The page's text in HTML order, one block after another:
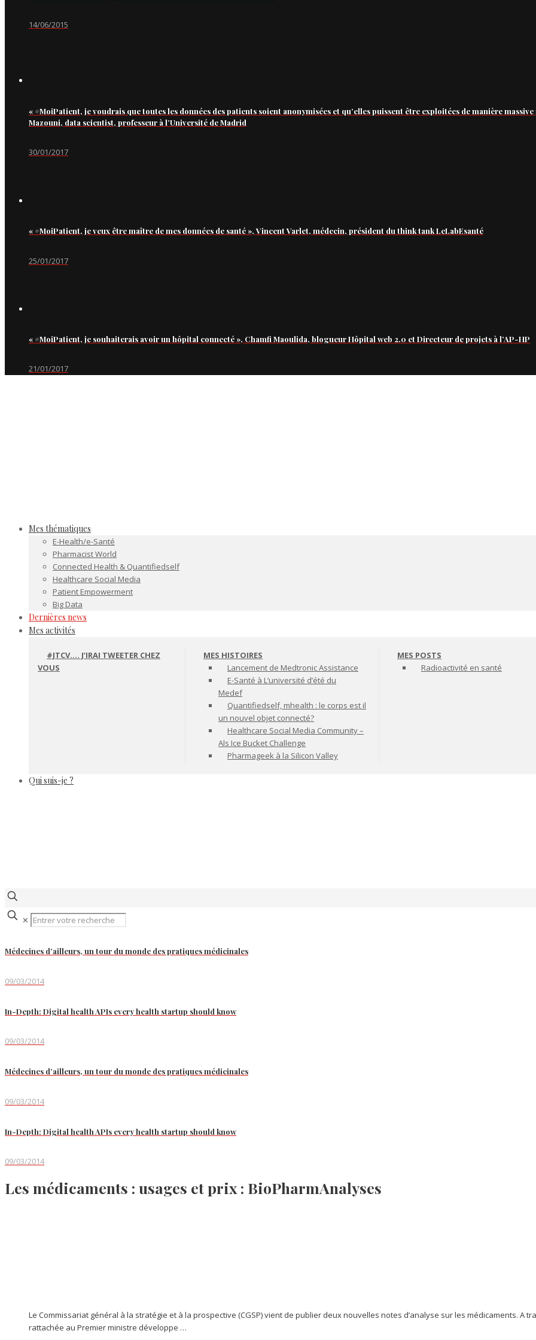
14/06/2015
« #MoiPatient, je voudrais que toutes les données des patients soient anonymisées et qu’elles puissent être exploitées de manière
Mazouni, data scientist, professeur à l’Université de Madrid
30/01/2017
« #MoiPatient, je veux être maître de mes données de santé », Vincent Varlet, médecin, président du think tank LeLabEsanté
25/01/2017
« #MoiPatient, je souhaiterais avoir un hôpital connecté », Chamfi Maoulida, blogueur Hôpital web 2.0 et Directeur de projets à l’AP-HP
21/01/2017
Mes thématiques
E-Health/e-Santé
Pharmacist World
Connected Health & Quantifiedself
Healthcare Social Media
Patient Empowerment
Big Data
Dernières news
Mes activités
#JTCV…. J’IRAI TWEETER CHEZ
VOUS
MES HISTOIRES
Lancement de Medtronic Assistance
E-Santé à L’université d’été du
Medef
Quantifiedself, mhealth : le corps est il
un nouvel objet connecté?
Healthcare Social Media Community –
Als Ice Bucket Challenge
Pharmageek à la Silicon Valley
MES POSTS
Radioactivité en santé
Qui suis-je ?
✕
Médecines d’ailleurs, un tour du monde des pratiques médicinales
09/03/2014
In-Depth: Digital health APIs every health startup should know
09/03/2014
Médecines d’ailleurs, un tour du monde des pratiques médicinales
09/03/2014
In-Depth: Digital health APIs every health startup should know
09/03/2014
Les médicaments : usages et prix : BioPharmAnalyses
Le Commissariat général à la stratégie et à la prospective (CGSP) vient de publier deux nouvelles notes d’analyse sur les médicaments. A
rattachée au Premier ministre développe …